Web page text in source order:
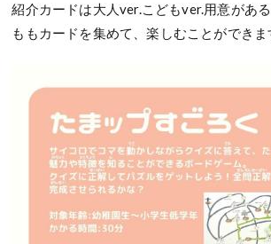
紹介カードは大人ver.こどもver.用意があ
ももカードを集めて、楽しむことができま